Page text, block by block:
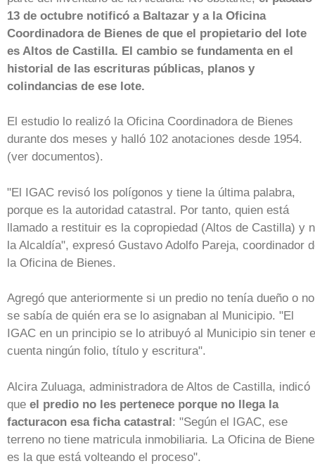
13 de octubre notificó a Baltazar y a la Oficina
Coordinadora de Bienes de que el propietario del lote
es Altos de Castilla. El cambio se fundamenta en el
historial de las escrituras públicas, planos y
colindancias de ese lote.
El estudio lo realizó la Oficina Coordinadora de Bienes
durante dos meses y halló 102 anotaciones desde 1954.
(ver documentos).
"El IGAC revisó los polígonos y tiene la última palabra,
porque es la autoridad catastral. Por tanto, quien está
llamado a restituir es la copropiedad (Altos de Castilla) y
la Alcaldía", expresó Gustavo Adolfo Pareja, coordinador
la Oficina de Bienes.
Agregó que anteriormente si un predio no tenía dueño o no
se sabía de quién era se lo asignaban al Municipio. "El
IGAC en un principio se lo atribuyó al Municipio sin tener
cuenta ningún folio, título y escritura".
Alcira Zuluaga, administradora de Altos de Castilla, indicó
que el predio no les pertenece porque no llega la
facturacon esa ficha catastral: "Según el IGAC, ese
terreno no tiene matricula inmobiliaria. La Oficina de
es la que está volteando el proceso".